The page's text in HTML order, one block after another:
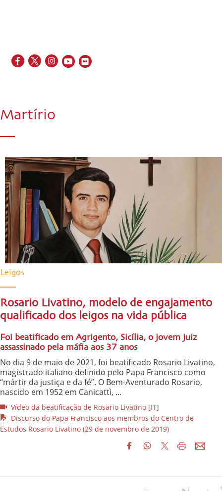
Martírio
Leigos
Rosario Livatino, modelo de engajamento
qualificado dos leigos na vida pública
Foi beatificado em Agrigento, Sicília, o jovem juiz
assassinado pela máfia aos 37 anos
No dia 9 de maio de 2021, foi beatificado Rosario Livatino,
magistrado italiano definido pelo Papa Francisco como
“mártir da justiça e da fé”. O Bem-Aventurado Rosario,
nascido em 1952 em Canicattì, ...
Vídeo da beatificação de Rosario Livatino [IT]
Discurso do Papa Francisco aos membros do Centro de
Estudos Rosario Livatino (29 de novembro de 2019)